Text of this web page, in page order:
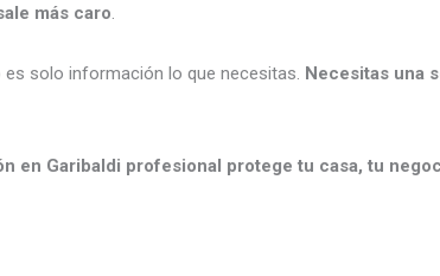
más caro
es solo información lo que necesitas. Necesitas una
en Garibaldi profesional protege tu casa, tu